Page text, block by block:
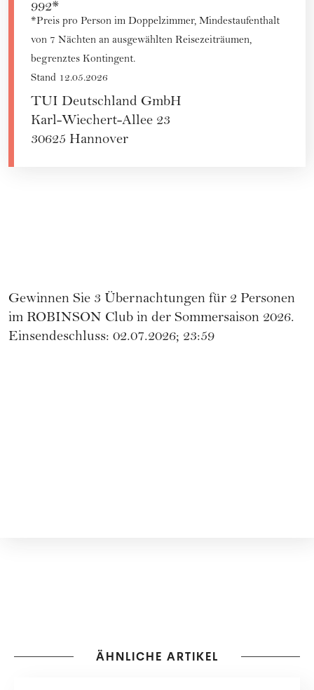
992*
*Preis pro Person im Doppelzimmer, Mindestaufenthalt
von 7 Nächten an ausgewählten Reisezeiträumen,
begrenztes Kontingent.
Stand 12.05.2026
TUI Deutschland GmbH
Karl-Wiechert-Allee 23
30625 Hannover
Gewinnen Sie 3 Übernachtungen für 2 Personen
im ROBINSON Club in der Sommersaison 2026.
Einsendeschluss: 02.07.2026; 23:59
ÄHNLICHE ARTIKEL